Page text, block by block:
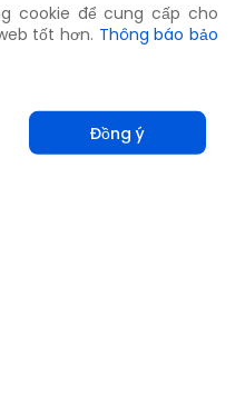
cookie để cung cấp cho
tốt hơn. Thông báo bảo
Đồng ý